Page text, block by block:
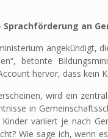
an
angekündigt,
betonte
hervor, dass kein
wird ein
in
variiert je nach
Wie sage ich, wenn